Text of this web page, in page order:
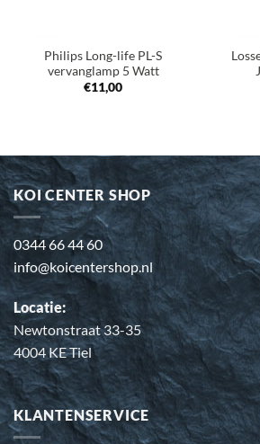
Philips Long-life PL-S
vervanglamp 5 Watt
€11,00
KOI CENTER SHOP
0344 66 44 60
info@koicentershop.nl
Locatie:
Newtonstraat 33-35
4004 KE Tiel
KLANTENSERVICE